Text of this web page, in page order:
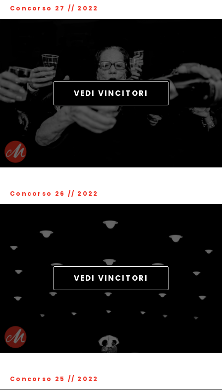
Concorso 27 // 2022
VEDI VINCITORI
Concorso 26 // 2022
VEDI VINCITORI
Concorso 25 // 2022